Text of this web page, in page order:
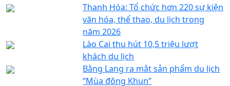
Thanh Hóa: Tổ chức hơn 220 sự kiện
văn hóa, thể thao, du lịch trong
năm 2026
Lào Cai thu hút 10,5 triệu lượt
khách du lịch
Bằng Lang ra mắt sản phẩm du lịch
“Mùa đông Khun”